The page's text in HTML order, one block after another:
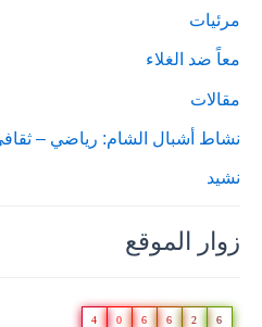
مرئيات
معاً ضد الغلاء
مقالات
نشاط أشبال الشام: رياضي –
نشيد
زوار الموقع
4 0 6 6 2 6